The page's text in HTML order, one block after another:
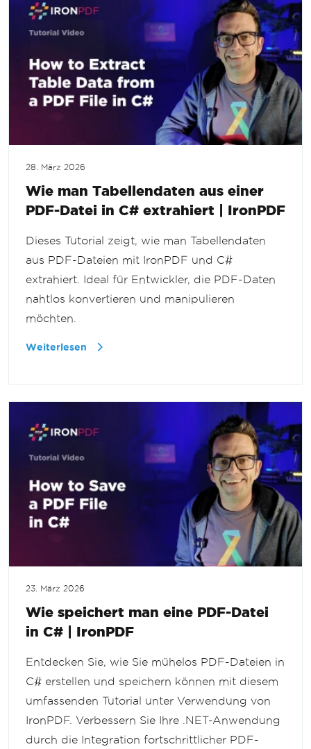
28. März 2026
Wie man Tabellendaten aus einer
PDF-Datei in C# extrahiert | IronPDF
Dieses Tutorial zeigt, wie man Tabellendaten
aus PDF-Dateien mit IronPDF und C#
extrahiert. Ideal für Entwickler, die PDF-Daten
nahtlos konvertieren und manipulieren
möchten.
Weiterlesen
23. März 2026
Wie speichert man eine PDF-Datei
in C# | IronPDF
Entdecken Sie, wie Sie mühelos PDF-Dateien in
C# erstellen und speichern können mit diesem
umfassenden Tutorial unter Verwendung von
IronPDF. Verbessern Sie Ihre .NET-Anwendung
durch die Integration fortschrittlicher PDF-